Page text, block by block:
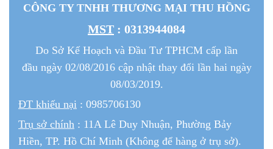
CÔNG TY TNHH THƯƠNG MẠI THU HỒNG
MST : 0313944084
Do Sở Kế Hoạch và Đầu Tư TPHCM cấp lần
đầu ngày 02/08/2016 cập nhật thay đổi lần hai ngày
08/03/2019.
ĐT khiếu nại : 0985706130
Trụ sở chính : 11A Lê Duy Nhuận, Phường Bảy
Hiền, TP. Hồ Chí Minh (Không để hàng ở trụ sở).